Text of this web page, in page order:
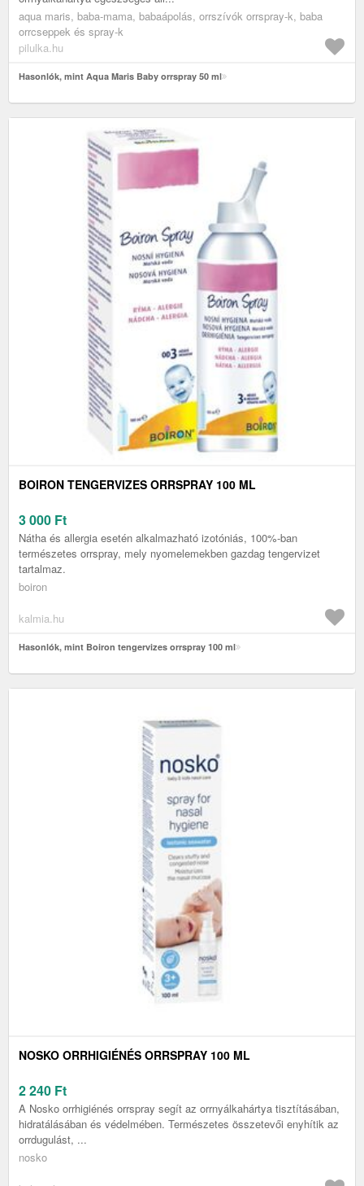
aqua maris, baba-mama, babaápolás, orrszívók orrspray-k, baba
orrcseppek és spray-k
pilulka.hu
Hasonlók, mint Aqua Maris Baby orrspray 50 ml
BOIRON TENGERVIZES ORRSPRAY 100 ML
3 000 Ft
Nátha és allergia esetén alkalmazható izotóniás, 100%-ban
természetes orrspray, mely nyomelemekben gazdag tengervizet
tartalmaz.
boiron
kalmia.hu
Hasonlók, mint Boiron tengervizes orrspray 100 ml
NOSKO ORRHIGIÉNÉS ORRSPRAY 100 ML
2 240 Ft
A Nosko orrhigiénés orrspray segít az orrnyálkahártya tisztításában,
hidratálásában és védelmében. Természetes összetevői enyhítik az
orrdugulást, ...
nosko